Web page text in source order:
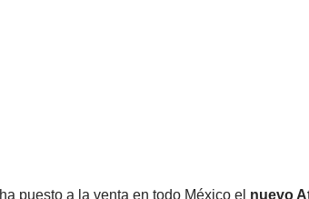
ha puesto a la venta en todo México el nuevo